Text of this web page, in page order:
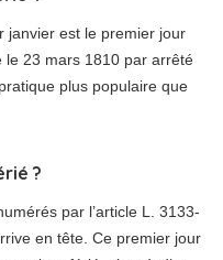
janvier est le premier jour
le 23 mars 1810 par arrêté
plus populaire que
?
par l’article L. 3133-
en tête. Ce premier jour